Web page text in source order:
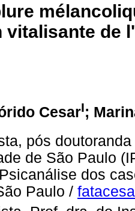
vitalisante de
CesarI;
pós
de São Paulo
dos
Paulo /